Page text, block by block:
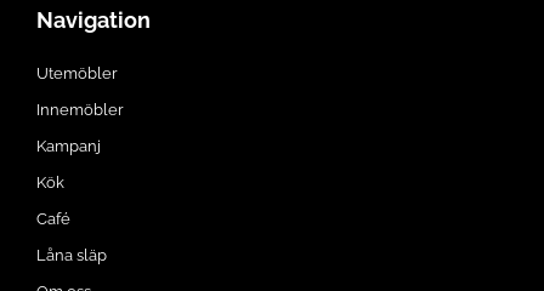
Navigation
Utemöbler
Innemöbler
Kampanj
Kök
Café
Låna släp